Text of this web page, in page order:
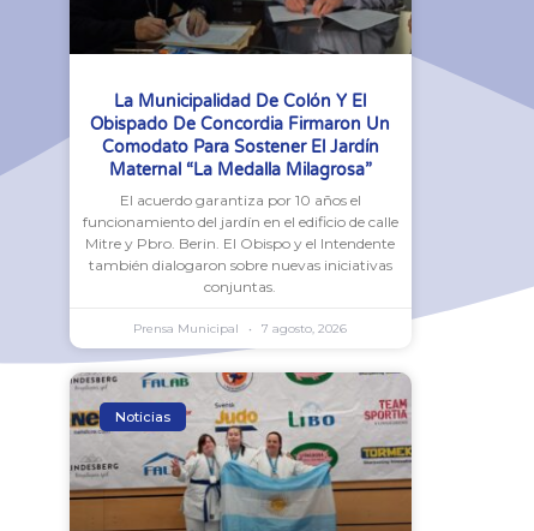
La Municipalidad De Colón Y El
Obispado De Concordia Firmaron Un
Comodato Para Sostener El Jardín
Maternal “La Medalla Milagrosa”
El acuerdo garantiza por 10 años el
funcionamiento del jardín en el edificio de calle
Mitre y Pbro. Berin. El Obispo y el Intendente
también dialogaron sobre nuevas iniciativas
conjuntas.
Prensa Municipal 7 agosto, 2026
Noticias